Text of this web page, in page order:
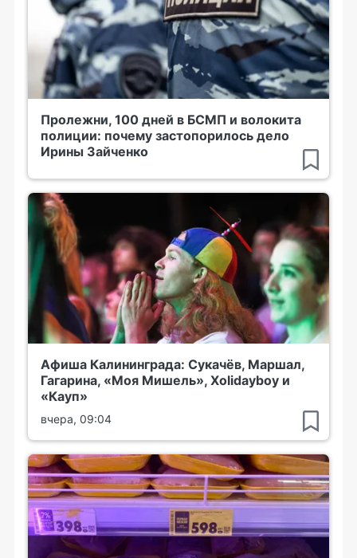
Пролежни, 100 дней в БСМП и волокита
полиции: почему застопорилось дело
Ирины Зайченко
Афиша Калининграда: Сукачёв, Маршал,
Гагарина, «Моя Мишель», Xolidayboy и
«Кауп»
вчера, 09:04